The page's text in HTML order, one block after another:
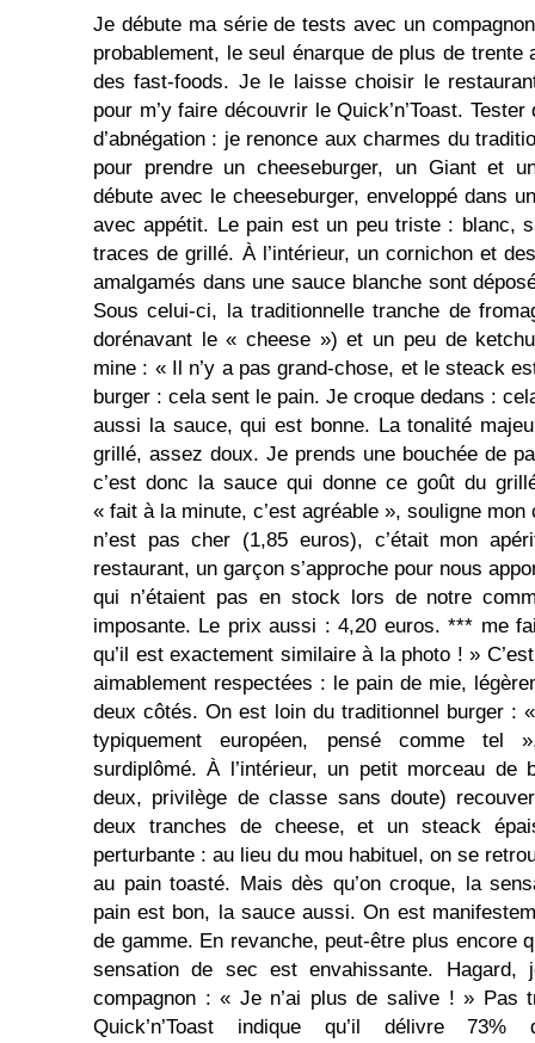
Je débute ma série de tests avec un
probablement, le seul énarque de plus de trente
des fast-foods. Je le laisse choisir le
pour m’y faire découvrir le Quick’n’Toast.
d’abnégation : je renonce aux charmes du
pour prendre un cheeseburger, un Giant et
débute avec le cheeseburger, enveloppé dans
avec appétit. Le pain est un peu triste : blanc,
traces de grillé. À l’intérieur, un cornichon et
amalgamés dans une sauce blanche sont
Sous celui-ci, la traditionnelle tranche de
dorénavant le « cheese ») et un peu de
mine : « Il n’y a pas grand-chose, et le steack
burger : cela sent le pain. Je croque dedans :
aussi la sauce, qui est bonne. La tonalité
grillé, assez doux. Je prends une bouchée de
c’est donc la sauce qui donne ce goût du
« fait à la minute, c’est agréable », souligne mon
n’est pas cher (1,85 euros), c’était mon
restaurant, un garçon s’approche pour nous
qui n’étaient pas en stock lors de notre
imposante. Le prix aussi : 4,20 euros. *** me
qu’il est exactement similaire à la photo ! »
aimablement respectées : le pain de mie,
deux côtés. On est loin du traditionnel burger :
typiquement européen, pensé comme tel
surdiplômé. À l’intérieur, un petit morceau de
deux, privilège de classe sans doute)
deux tranches de cheese, et un steack
perturbante : au lieu du mou habituel, on se
au pain toasté. Mais dès qu’on croque, la
pain est bon, la sauce aussi. On est
de gamme. En revanche, peut-être plus encore
sensation de sec est envahissante.
compagnon : « Je n’ai plus de salive ! » Pas
Quick’n’Toast indique qu’il délivre 73%